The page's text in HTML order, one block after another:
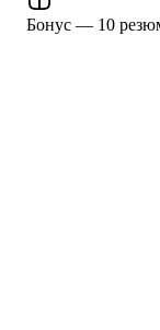
Бонус — 10